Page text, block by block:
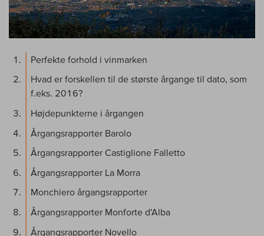
Perfekte forhold i vinmarken
Hvad er forskellen til de største årgange til dato, som
f.eks. 2016?
Højdepunkterne i årgangen
Årgangsrapporter Barolo
Årgangsrapporter Castiglione Falletto
Årgangsrapporter La Morra
Monchiero årgangsrapporter
Årgangsrapporter Monforte d'Alba
Årgangsrapporter Novello